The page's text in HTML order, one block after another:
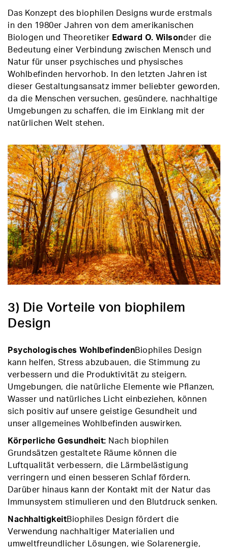
Das Konzept des biophilen Designs wurde erstmals
in den 1980er Jahren von dem amerikanischen
Biologen und Theoretiker Edward O. Wilsonder die
Bedeutung einer Verbindung zwischen Mensch und
Natur für unser psychisches und physisches
Wohlbefinden hervorhob. In den letzten Jahren ist
dieser Gestaltungsansatz immer beliebter geworden,
da die Menschen versuchen, gesündere, nachhaltige
Umgebungen zu schaffen, die im Einklang mit der
natürlichen Welt stehen.
3) Die Vorteile von biophilem
Design
Psychologisches WohlbefindenBiophiles Design
kann helfen, Stress abzubauen, die Stimmung zu
verbessern und die Produktivität zu steigern.
Umgebungen, die natürliche Elemente wie Pflanzen,
Wasser und natürliches Licht einbeziehen, können
sich positiv auf unsere geistige Gesundheit und
unser allgemeines Wohlbefinden auswirken.
Körperliche Gesundheit: Nach biophilen
Grundsätzen gestaltete Räume können die
Luftqualität verbessern, die Lärmbelästigung
verringern und einen besseren Schlaf fördern.
Darüber hinaus kann der Kontakt mit der Natur das
Immunsystem stimulieren und den Blutdruck senken.
NachhaltigkeitBiophiles Design fördert die
Verwendung nachhaltiger Materialien und
umweltfreundlicher Lösungen, wie Solarenergie,